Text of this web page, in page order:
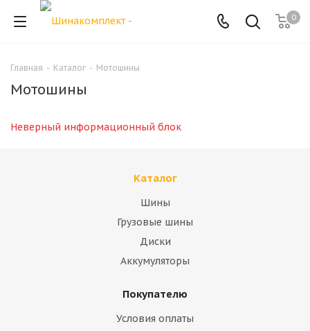
0
Главная - Каталог - Мотошины
Мотошины
Неверный информационный блок
Каталог
Шины
Грузовые шины
Диски
Аккумуляторы
Покупателю
Условия оплаты